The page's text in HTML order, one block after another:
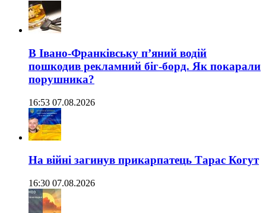
В Івано-Франківську п’яний водій
пошкодив рекламний біг-борд. Як покарали
порушника?
16:53 07.08.2026
На війні загинув прикарпатець Тарас Когут
16:30 07.08.2026